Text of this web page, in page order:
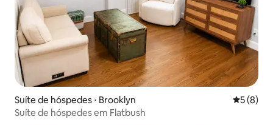
Suíte de hóspedes ⋅ Brooklyn 5 de
5 (8)
Suíte de hóspedes em Flatbush